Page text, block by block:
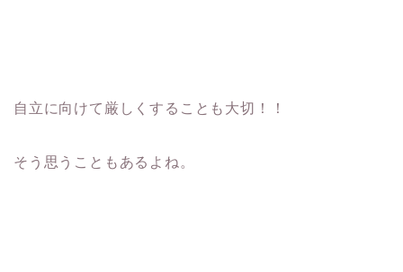
自立に向けて厳しくすることも大切！！
そう思うこともあるよね。